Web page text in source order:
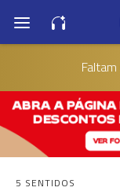
Faltam
5 SENTIDOS